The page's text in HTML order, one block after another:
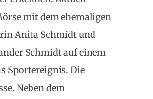
mit dem ehemaligen
Anita Schmidt und
Schmidt auf einem
Sportereignis. Die
Neben dem